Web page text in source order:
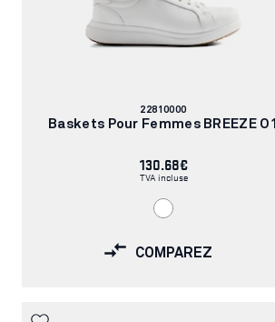
Numéro
d'article:
22810000
Baskets Pour Femmes BREEZE O1
130.68€
TVA incluse
COMPAREZ